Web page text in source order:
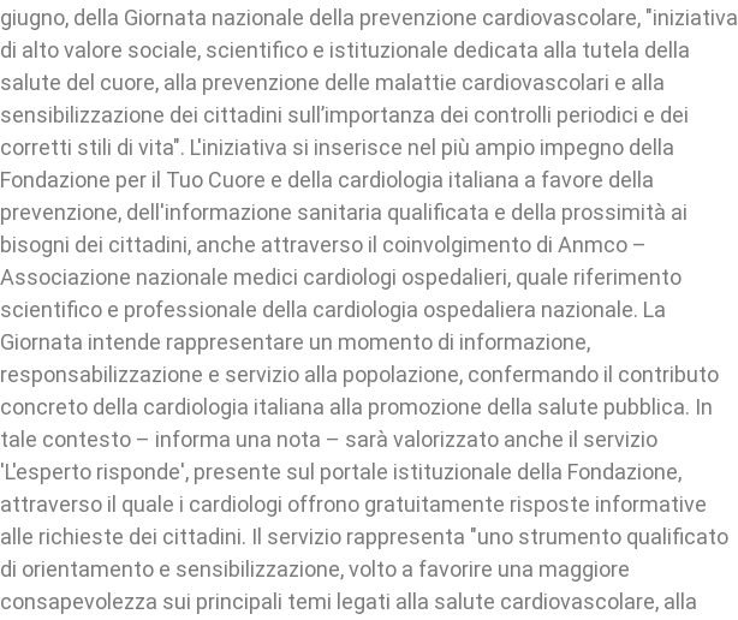
giugno, della Giornata nazionale della prevenzione cardiovascolare, "iniziativa
di alto valore sociale, scientifico e istituzionale dedicata alla tutela della
salute del cuore, alla prevenzione delle malattie cardiovascolari e alla
sensibilizzazione dei cittadini sull’importanza dei controlli periodici e dei
corretti stili di vita". L'iniziativa si inserisce nel più ampio impegno della
Fondazione per il Tuo Cuore e della cardiologia italiana a favore della
prevenzione, dell'informazione sanitaria qualificata e della prossimità ai
bisogni dei cittadini, anche attraverso il coinvolgimento di Anmco –
Associazione nazionale medici cardiologi ospedalieri, quale riferimento
scientifico e professionale della cardiologia ospedaliera nazionale. La
Giornata intende rappresentare un momento di informazione,
responsabilizzazione e servizio alla popolazione, confermando il contributo
concreto della cardiologia italiana alla promozione della salute pubblica. In
tale contesto – informa una nota – sarà valorizzato anche il servizio
'L'esperto risponde', presente sul portale istituzionale della Fondazione,
attraverso il quale i cardiologi offrono gratuitamente risposte informative
alle richieste dei cittadini. Il servizio rappresenta "uno strumento qualificato
di orientamento e sensibilizzazione, volto a favorire una maggiore
consapevolezza sui principali temi legati alla salute cardiovascolare, alla